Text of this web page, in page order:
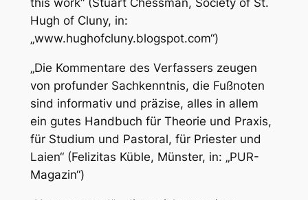
Hugh of Cluny, in:
„www.hughofcluny.blogspot.com“)
„Die Kommentare des Verfassers zeugen
von profunder Sachkenntnis, die Fußnoten
sind informativ und präzise, alles in allem
ein gutes Handbuch für Theorie und Praxis,
für Studium und Pastoral, für Priester und
Laien“ (Felizitas Küble, Münster, in: „PUR-
Magazin“)